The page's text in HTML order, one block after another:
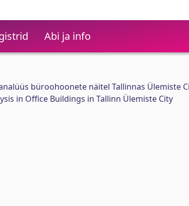
Abi ja info
büroohoonete näitel Tallinnas Ülemiste
in Office Buildings in Tallinn Ülemiste City